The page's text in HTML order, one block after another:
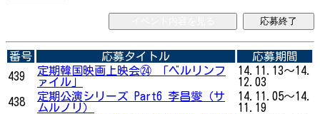
応募終了
番号 応募タイトル
応募期間
439
定期韓国映画上映会㉔ 「ベルリンフ
ァイル」
14.11.13～14.
12.03
438
定期公演シリーズ Part6 李昌燮（サ
ムルノリ）
14.11.05～14.
11.19